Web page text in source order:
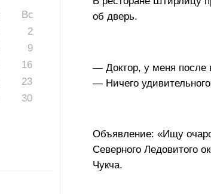
Вс
2
9
16
23
30
об дверь.
— Доктор, у меня после
— Ничего
Объявление: «Ищу
Северного Ледовитого
Чукча.